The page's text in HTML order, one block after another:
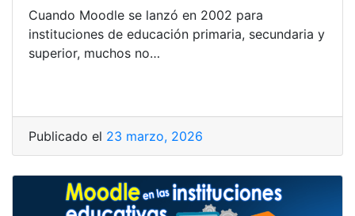
Cuando Moodle se lanzó en 2002 para
instituciones de educación primaria, secundaria y
superior, muchos no…
Publicado el 23 marzo, 2026